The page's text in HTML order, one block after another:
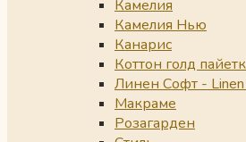
Камелия
Камелия Нью
Канарис
Коттон голд
Линен Софт -
Макраме
Розагарден